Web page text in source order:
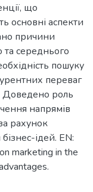
що
основні аспекти
причини
середнього
пошуку
переваг
Доведено роль
напрямів
рахунок
ідей. EN:
marketing in the